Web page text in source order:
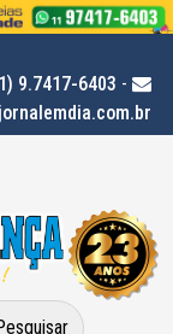
9.7417-6403 -